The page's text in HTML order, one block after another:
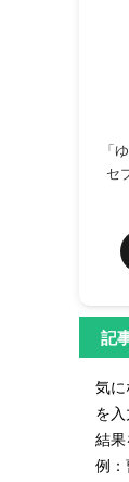
「
セ
記
気
を
結果
例